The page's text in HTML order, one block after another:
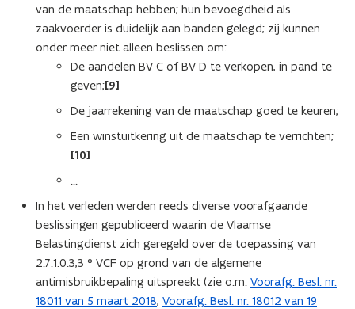
van de maatschap hebben; hun bevoegdheid als
zaakvoerder is duidelijk aan banden gelegd; zij kunnen
onder meer niet alleen beslissen om:
De aandelen BV C of BV D te verkopen, in pand te
geven;[9]
De jaarrekening van de maatschap goed te keuren;
Een winstuitkering uit de maatschap te verrichten;
[10]
…
In het verleden werden reeds diverse voorafgaande
beslissingen gepubliceerd waarin de Vlaamse
Belastingdienst zich geregeld over de toepassing van
2.7.1.0.3,3 ° VCF op grond van de algemene
antimisbruikbepaling uitspreekt (zie o.m. Voorafg. Besl. nr.
18011 van 5 maart 2018; Voorafg. Besl. nr. 18012 van 19